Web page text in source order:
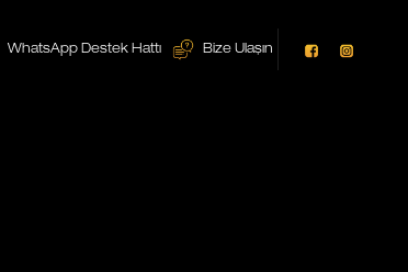
WhatsApp Destek Hattı Bize Ulaşın